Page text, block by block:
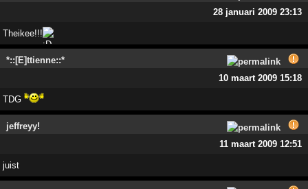
28 januari 2009 23:13
Theikee!!!
*::[E]ttienne::*
10 maart 2009 15:18
TDG
jeffreyy!
11 maart 2009 12:51
juist